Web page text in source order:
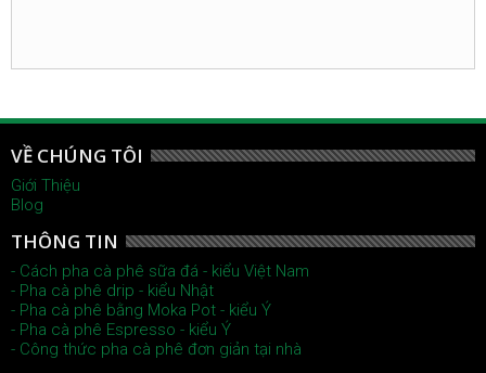
VỀ CHÚNG TÔI
Giới Thiệu
Blog
THÔNG TIN
- Cách pha cà phê sữa đá - kiểu Việt Nam
- Pha cà phê drip - kiểu Nhật
- Pha cà phê bằng Moka Pot - kiểu Ý
- Pha cà phê Espresso - kiểu Ý
- Công thức pha cà phê đơn giản tại nhà